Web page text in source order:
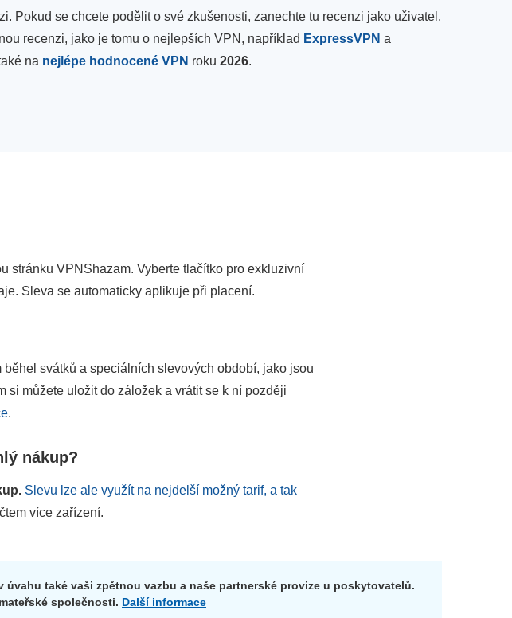
Pokud se chcete podělit o své zkušenosti, zanechte tu recenzi jako uživatel.
recenzi, jako je tomu o nejlepších VPN, například ExpressVPN a
na nejlépe hodnocené VPN roku 2026.
stránku VPNShazam. Vyberte tlačítko pro exkluzivní
Sleva se automaticky aplikuje při placení.
běhel svátků a speciálních slevových období, jako jsou
si můžete uložit do záložek a vrátit se k ní později
.
nákup?
Slevu lze ale využít na nejdelší možný tarif, a tak
více zařízení.
také vaši zpětnou vazbu a naše partnerské provize u poskytovatelů.
společnosti. Další informace